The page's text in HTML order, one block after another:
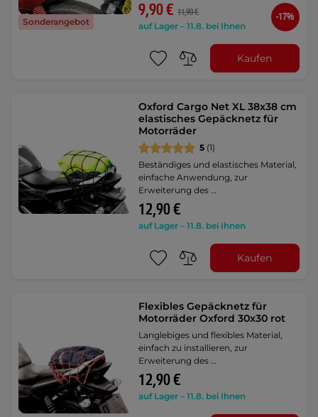
Sonderangebot
9,90 € 11,90 €
auf Lager – 11.8. bei Ihnen
-17%
Kaufen
Oxford Cargo Net XL 38x38 cm
elastisches Gepäcknetz für
Motorräder
5 (1)
Beständiges und elastisches Material,
einfache Anwendung, zur
Erweiterung des …
12,90 €
auf Lager – 11.8. bei Ihnen
Kaufen
Flexibles Gepäcknetz für
Motorräder Oxford 30x30 rot
Langlebiges und flexibles Material,
einfach zu installieren, zur
Erweiterung des …
12,90 €
auf Lager – 11.8. bei Ihnen